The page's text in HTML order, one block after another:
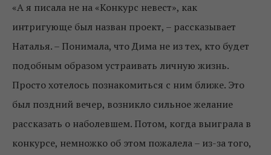
«А я писала не на «Конкурс невест», как
интригующе был назван проект, – рассказывает
Наталья. – Понимала, что Дима не из тех, кто будет
подобным образом устраивать личную жизнь.
Просто хотелось познакомиться с ним ближе. Это
был поздний вечер, возникло сильное желание
рассказать о наболевшем. Потом, когда выиграла в
конкурсе, немножко об этом пожалела – из-за того,